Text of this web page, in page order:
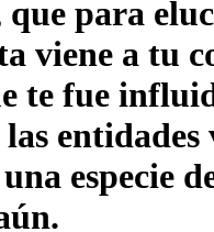
para
viene a tu
te fue
especie